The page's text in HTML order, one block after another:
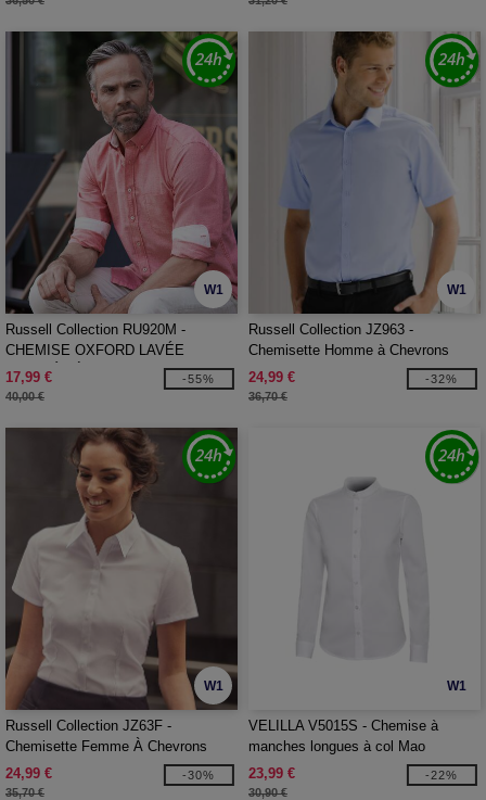
W1
Russell Collection RU920M -
CHEMISE OXFORD LAVÉE
AJUSTÉE À MANCHES LONGUES
POUR HOMMES
17,99 €
40,00 €
-55%
W1
Russell Collection JZ963 -
Chemisette Homme à Chevrons
Coupe Cintrée
24,99 €
36,70 €
-32%
W1
Russell Collection JZ63F -
Chemisette Femme À Chevrons
24,99 €
35,70 €
-30%
W1
VELILLA V5015S - Chemise à
manches longues à col Mao
23,99 €
30,90 €
-22%